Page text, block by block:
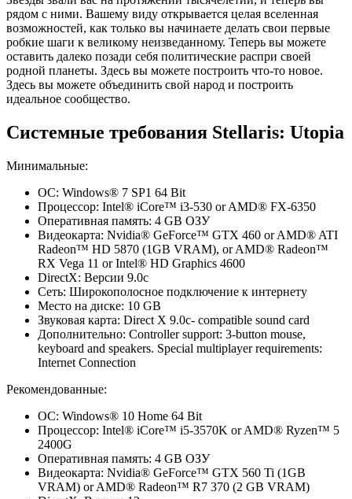
рядом с ними. Вашему виду открывается целая вселенная
возможностей, как только вы начинаете делать свои первые
робкие шаги к великому неизведанному. Теперь вы можете
оставить далеко позади себя политические распри своей
родной планеты. Здесь вы можете построить что-то новое.
Здесь вы можете объединить свой народ и построить
идеальное сообщество.
Системные требования Stellaris: Utopia
Минимальные:
ОС: Windows® 7 SP1 64 Bit
Процессор: Intel® iCore™ i3-530 or AMD® FX-6350
Оперативная память: 4 GB ОЗУ
Видеокарта: Nvidia® GeForce™ GTX 460 or AMD® ATI
Radeon™ HD 5870 (1GB VRAM), or AMD® Radeon™
RX Vega 11 or Intel® HD Graphics 4600
DirectX: Версии 9.0c
Сеть: Широкополосное подключение к интернету
Место на диске: 10 GB
Звуковая карта: Direct X 9.0c- compatible sound card
Дополнительно: Controller support: 3-button mouse,
keyboard and speakers. Special multiplayer requirements:
Internet Connection
Рекомендованные:
ОС: Windows® 10 Home 64 Bit
Процессор: Intel® iCore™ i5-3570K or AMD® Ryzen™ 5
2400G
Оперативная память: 4 GB ОЗУ
Видеокарта: Nvidia® GeForce™ GTX 560 Ti (1GB
VRAM) or AMD® Radeon™ R7 370 (2 GB VRAM)